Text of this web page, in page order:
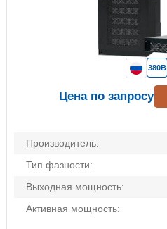
Производитель:
Тип фазности:
Выходная мощность:
Активная мощность:
380В
Цена по запросу